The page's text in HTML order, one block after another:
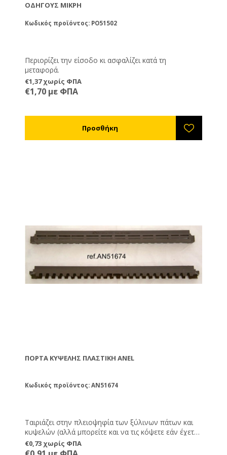
ΟΔΗΓΟΎΣ ΜΙΚΡΉ
Κωδικός προϊόντος: PO51502
Περιορίζει την είσοδο κι ασφαλίζει κατά τη
μεταφορά.
€1,37 χωρίς ΦΠΑ
€1,70 με ΦΠΑ
ΠΌΡΤΑ ΚΥΨΈΛΗΣ ΠΛΑΣΤΙΚΉ ANEL
Κωδικός προϊόντος: AN51674
Ταιριάζει στην πλειοψηφία των ξύλινων πάτων και
κυψελών (αλλά μπορείτε και να τις κόψετε εάν έχετε
πιο μικρές εισόδους στις κυψέλες σας). Αντικαθιστά
πλήρως την παραδοσιακή ξύλινη πόρτα, αλλά έχει
€0,73 χωρίς ΦΠΑ